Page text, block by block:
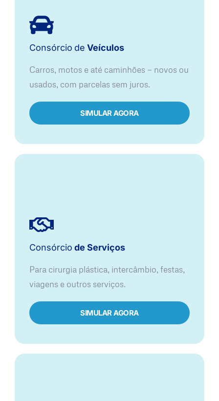
Consórcio de Veículos
Carros, motos e até caminhões — novos ou
usados, com parcelas sem juros.
SIMULAR AGORA
Consórcio de Serviços
Para cirurgia plástica, intercâmbio, festas,
viagens e outros serviços.
SIMULAR AGORA